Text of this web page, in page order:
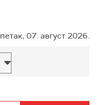
петак, 07. август 2026.